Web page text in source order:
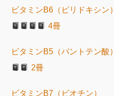
ビタミンB6（ピリドキシン）
4冊
ビタミンB5（パントテン酸）
2冊
ビタミンB7（ビオチン）